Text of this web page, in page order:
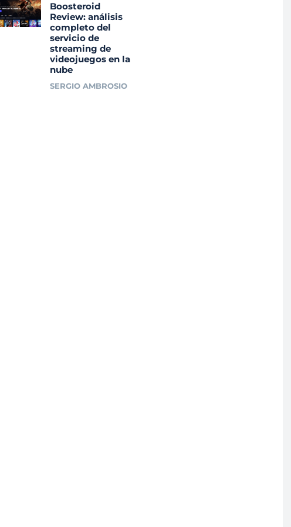
Boosteroid
Review: análisis
completo del
servicio de
streaming de
videojuegos en la
nube
SERGIO AMBROSIO